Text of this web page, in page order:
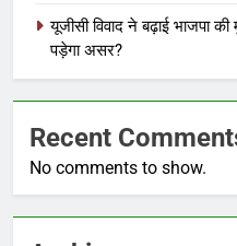
यूजीसी विवाद ने बढ़ाई भाजपा
पड़ेगा असर?
Recent
No comments to show.